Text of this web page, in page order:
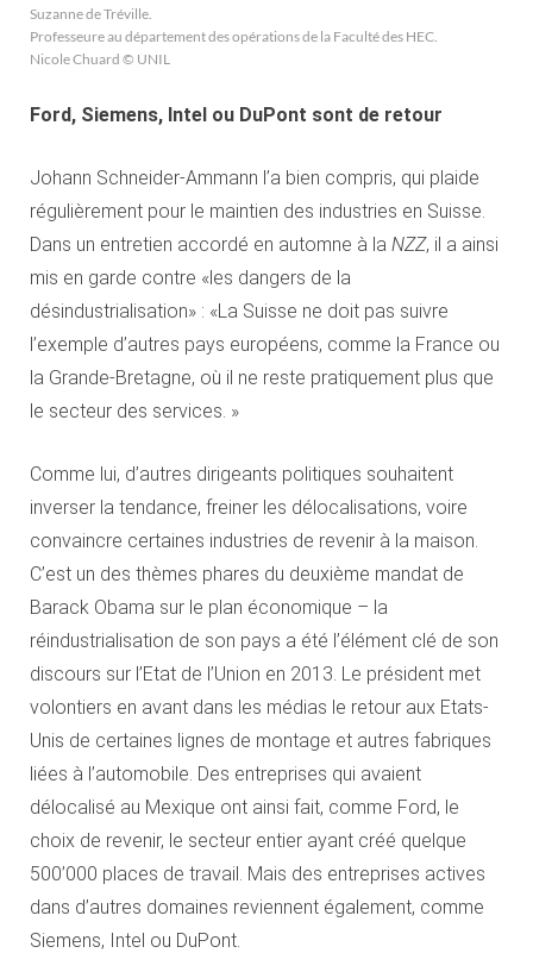
Suzanne de Tréville.
Professeure au département des opérations de la Faculté des HEC.
Nicole Chuard © UNIL
Ford, Siemens, Intel ou DuPont sont de retour
Johann Schneider-Ammann l’a bien compris, qui plaide
régulièrement pour le maintien des industries en Suisse.
Dans un entretien accordé en automne à la NZZ, il a ainsi
mis en garde contre «les dangers de la
désindustrialisation» : «La Suisse ne doit pas suivre
l’exemple d’autres pays européens, comme la France ou
la Grande-Bretagne, où il ne reste pratiquement plus que
le secteur des services. »
Comme lui, d’autres dirigeants politiques souhaitent
inverser la tendance, freiner les délocalisations, voire
convaincre certaines industries de revenir à la maison.
C’est un des thèmes phares du deuxième mandat de
Barack Obama sur le plan économique – la
réindustrialisation de son pays a été l’élément clé de son
discours sur l’Etat de l’Union en 2013. Le président met
volontiers en avant dans les médias le retour aux Etats-
Unis de certaines lignes de montage et autres fabriques
liées à l’automobile. Des entreprises qui avaient
délocalisé au Mexique ont ainsi fait, comme Ford, le
choix de revenir, le secteur entier ayant créé quelque
500’000 places de travail. Mais des entreprises actives
dans d’autres domaines reviennent également, comme
Siemens, Intel ou DuPont.